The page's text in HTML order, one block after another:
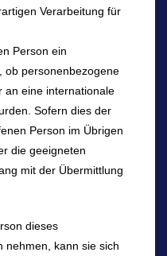
Verarbeitung für
Person ein
ob personenbezogene
an eine internationale
Sofern dies der
Person im Übrigen
die geeigneten
mit der Übermittlung
dieses
nehmen, kann sie sich